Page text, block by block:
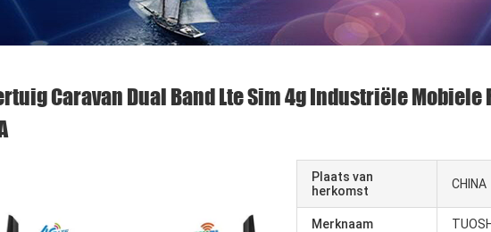
Caravan Dual Band Lte Sim 4g Industriële Mobiele
Plaats van
herkomst
CHINA
Merknaam TUOSHI